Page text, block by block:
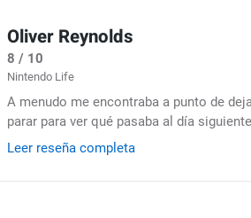
Oliver Reynolds
8 / 10
Nintendo Life
A menudo me encontraba a punto de
parar para ver qué pasaba al día
Leer reseña completa